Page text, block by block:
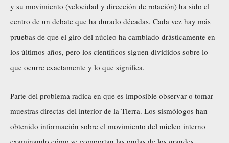
y su movimiento (velocidad y dirección de rotación) ha sido el
centro de un debate que ha durado décadas. Cada vez hay más
pruebas de que el giro del núcleo ha cambiado drásticamente en
los últimos años, pero los científicos siguen divididos sobre lo
que ocurre exactamente y lo que significa.
Parte del problema radica en que es imposible observar o tomar
muestras directas del interior de la Tierra. Los sismólogos han
obtenido información sobre el movimiento del núcleo interno